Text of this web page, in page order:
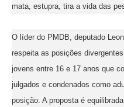
mata, estupra, tira a vida das
O líder do PMDB, deputado
respeita as posições
jovens entre 16 e 17 anos que
julgados e condenados como
posição. A proposta é